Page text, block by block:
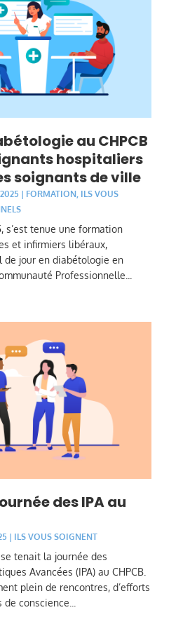
au CHPCB
hospitaliers
soignants de ville
| FORMATION, ILS VOUS
s’est tenue une formation
et infirmiers libéraux,
de jour en diabétologie en
Professionnelle...
des IPA au
| ILS VOUS SOIGNENT
tenait la journée des
Avancées (IPA) au CHPCB.
plein de rencontres, d’efforts
conscience...